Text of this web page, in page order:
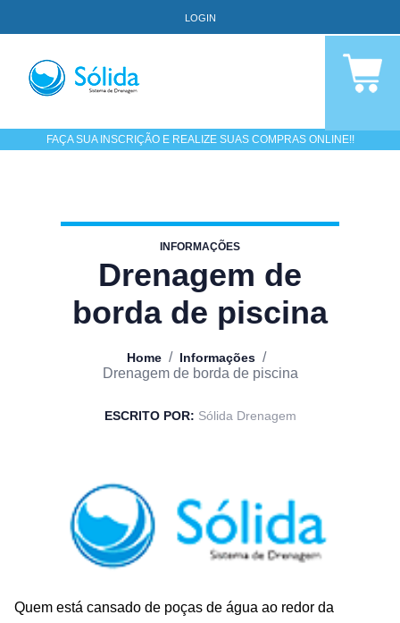
LOGIN
FAÇA SUA INSCRIÇÃO E REALIZE SUAS COMPRAS ONLINE!!
INFORMAÇÕES
Drenagem de
borda de piscina
Home / Informações /
Drenagem de borda de piscina
ESCRITO POR: Sólida Drenagem
Quem está cansado de poças de água ao redor da